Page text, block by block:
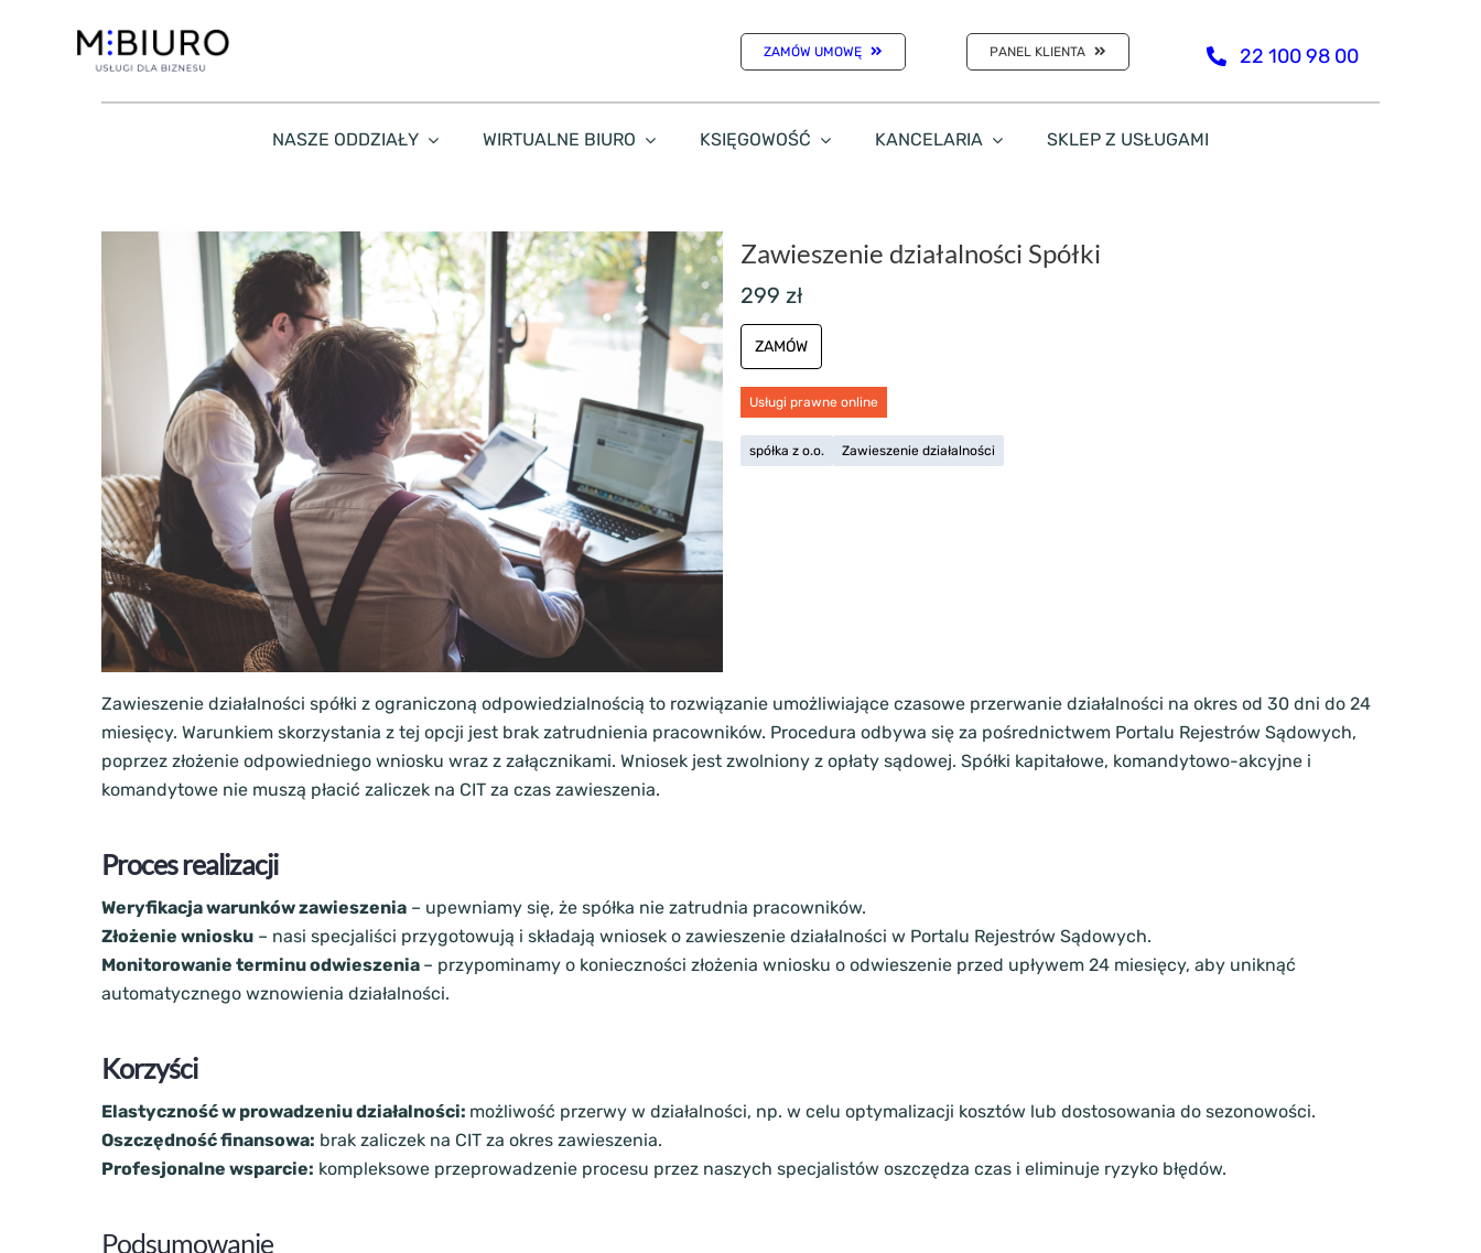
ZAMÓW UMOWĘ PANEL KLIENTA 22 100 98 00
NASZE ODDZIAŁY WIRTUALNE BIURO KSIĘGOWOŚĆ KANCELARIA SKLEP Z USŁUGAMI
Zawieszenie działalności Spółki
299 zł
ZAMÓW
Usługi prawne online
spółka z o.o. Zawieszenie działalności
Zawieszenie działalności spółki z ograniczoną odpowiedzialnością to rozwiązanie umożliwiające czasowe przerwanie działalności na okres od 30 dni do 24
miesięcy. Warunkiem skorzystania z tej opcji jest brak zatrudnienia pracowników. Procedura odbywa się za pośrednictwem Portalu Rejestrów Sądowych,
poprzez złożenie odpowiedniego wniosku wraz z załącznikami. Wniosek jest zwolniony z opłaty sądowej. Spółki kapitałowe, komandytowo-akcyjne i
komandytowe nie muszą płacić zaliczek na CIT za czas zawieszenia.
Proces realizacji
Weryfikacja warunków zawieszenia – upewniamy się, że spółka nie zatrudnia pracowników.
Złożenie wniosku – nasi specjaliści przygotowują i składają wniosek o zawieszenie działalności w Portalu Rejestrów Sądowych.
Monitorowanie terminu odwieszenia – przypominamy o konieczności złożenia wniosku o odwieszenie przed upływem 24 miesięcy, aby uniknąć
automatycznego wznowienia działalności.
Korzyści
Elastyczność w prowadzeniu działalności: możliwość przerwy w działalności, np. w celu optymalizacji kosztów lub dostosowania do sezonowości.
Oszczędność finansowa: brak zaliczek na CIT za okres zawieszenia.
Profesjonalne wsparcie: kompleksowe przeprowadzenie procesu przez naszych specjalistów oszczędza czas i eliminuje ryzyko błędów.
Podsumowanie